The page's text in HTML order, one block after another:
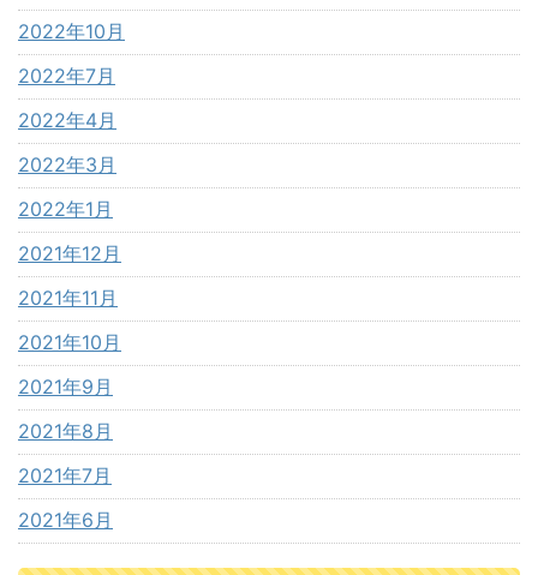
2022年10月
2022年7月
2022年4月
2022年3月
2022年1月
2021年12月
2021年11月
2021年10月
2021年9月
2021年8月
2021年7月
2021年6月